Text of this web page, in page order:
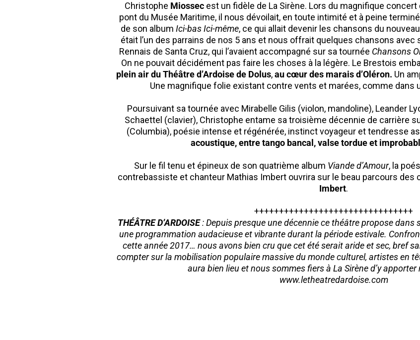
Christophe Miossecest un fidèle de La Sirène. Lors du magnifique concert
pont du Musée Maritime, il nous dévoilait, en toute intimité et à peine
de son album Ici-bas Ici-même, ce qui allait devenir les chansons du nouveau
était l’un des parrains de nos 5 ans et nous offrait quelques chansons avec
Rennais de Santa Cruz, qui l’avaient accompagné sur sa tournée Chansons
On ne pouvait décidément pas faire les choses à la légère. Le Brestois
plein air du Théâtre d’Ardoise de Dolus,au cœur des marais d’Oléron. Un
Une magnifique folie existant contre vents et marées, comme dans
Poursuivant sa tournée avec Mirabelle Gilis (violon, mandoline), Leander
Schaettel (clavier), Christophe entame sa troisième décennie de carrière
(Columbia), poésie intense et régénérée, instinct voyageur et tendresse
acoustique, entre tango bancal, valse tordue et
Sur le fil tenu et épineux de son quatrième album Viande d’Amour, la
contrebassiste et chanteur Mathias Imbert ouvrira sur le beau parcours des
Imbert.
++++++++++++++++++++++++++++++++
THÉÂTRE D’ARDOISE: Depuis presque une décennie ce théâtre propose dans
une programmation audacieuse et vibrante durant la période estivale.
cette année 2017… nous avons bien cru que cet été serait aride et sec, bref
compter sur la mobilisation populaire massive du monde culturel, artistes en
aura bien lieu et nous sommes fiers à La Sirène d’y
www.letheatredardoise.com